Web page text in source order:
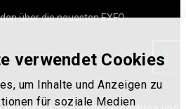
verwendet Cookies
um Inhalte und Anzeigen zu
für soziale Medien
über die neuesten EXFO-